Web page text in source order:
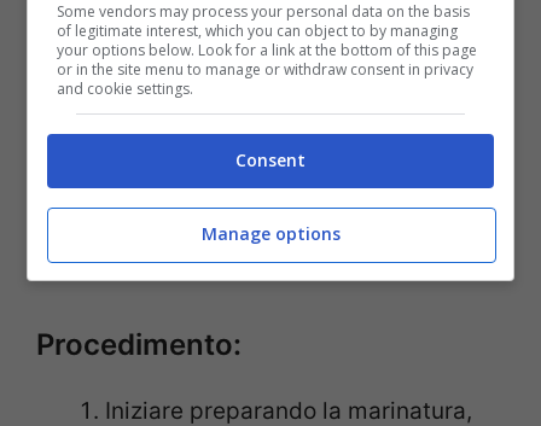
100 g di yogurt greco
20 ml di olio extravergine d’oliva
Mezzo cucchiaino di cumino in
1 spicchio d’aglio
Mezzo cucchiaino di pepe
Mezzo cucchiaino di sale
Procedimento:
Iniziare preparando la marinatura,
Some vendors may process your personal data on the basis
of legitimate interest, which you can object to by managing
your options below. Look for a link at the bottom of this page
or in the site menu to manage or withdraw consent in privacy
and cookie settings.
Consent
Manage options